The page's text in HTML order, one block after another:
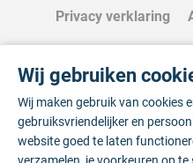
Privacy verklaring
Wij gebruiken
Wij maken gebruik van cookies
gebruiksvriendelijker en
website goed te laten
verzamelen, je voorkeuren op